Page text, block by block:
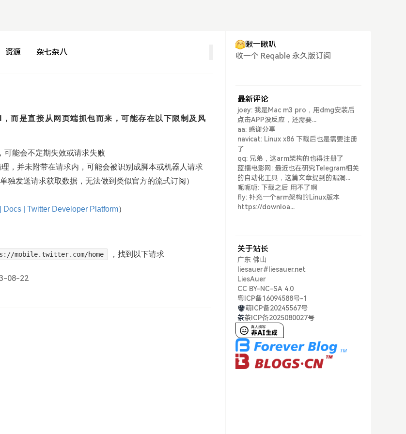
资源 杂七杂八
而是直接从网页端抓包而来，可能存在以下限制及风
可能会不定期失效或请求失败
，并未附带在请求内，可能会被识别成脚本或机器人请求
独发送请求获取数据，无法做到类似官方的流式订阅）
Docs | Twitter Developer Platform）
mobile.twitter.com/home ，找到以下请求
08-22
瞅一瞅叭
收一个 Reqable 永久版订阅
最新评论
joey: 我是Mac m3 pro，用dmg安装后
点击APP没反应，还需要...
aa: 感谢分享
navicat: Linux x86 下载后也是需要注册
了
qq: 兄弟，这arm架构的也得注册了
蓝播电影网: 最近也在研究Telegram相关
的自动化工具，这篇文章提到的漏洞...
呃呃呃: 下载之后 用不了啊
fly: 补充一个arm架构的Linux版本
https://downloa...
关于站长
广东 佛山
liesauer#liesauer.net
LiesAuer
CC BY-NC-SA 4.0
粤ICP备16094588号-1
萌ICP备20245567号
茶茶ICP备2025080027号